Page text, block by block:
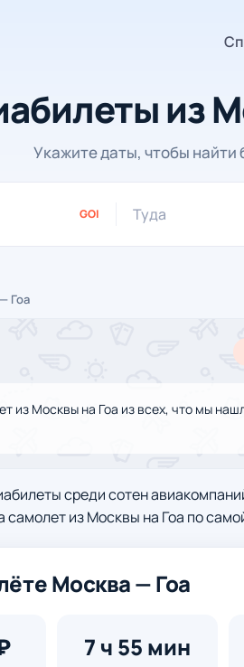
из
Укажите даты, чтобы найти
GOI Туда
Гоа
из Москвы на Гоа из всех, что мы
среди сотен
из Москвы на Гоа по
Москва — Гоа
7 ч 55 мин